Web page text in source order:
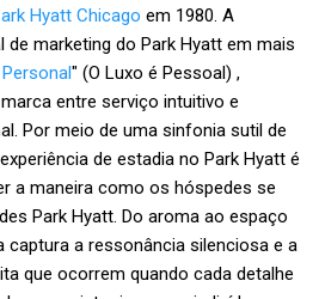
Hyatt Chicago em 1980. A
de marketing do Park Hyatt em mais
" (O Luxo é Pessoal) ,
entre serviço intuitivo e
Por meio de uma sinfonia sutil de
de estadia no Park Hyatt é
a maneira como os hóspedes se
Park Hyatt. Do aroma ao espaço
captura a ressonância silenciosa e a
que ocorrem quando cada detalhe